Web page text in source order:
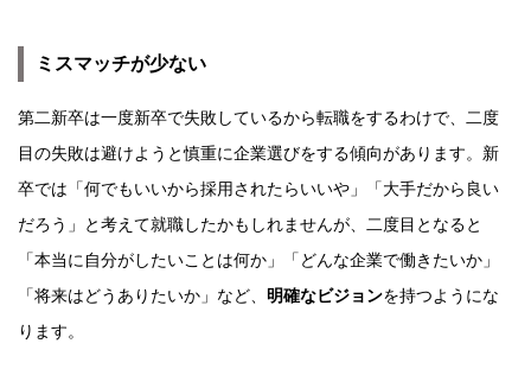
ミスマッチが少ない
第二新卒は一度新卒で失敗しているから転職をするわけで、二度
目の失敗は避けようと慎重に企業選びをする傾向があります。新
卒では「何でもいいから採用されたらいいや」「大手だから良い
だろう」と考えて就職したかもしれませんが、二度目となると
「本当に自分がしたいことは何か」「どんな企業で働きたいか」
「将来はどうありたいか」など、 明確なビジョンを持つようにな
ります。